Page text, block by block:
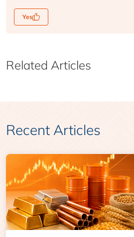
Yes
Related Articles
Recent Articles